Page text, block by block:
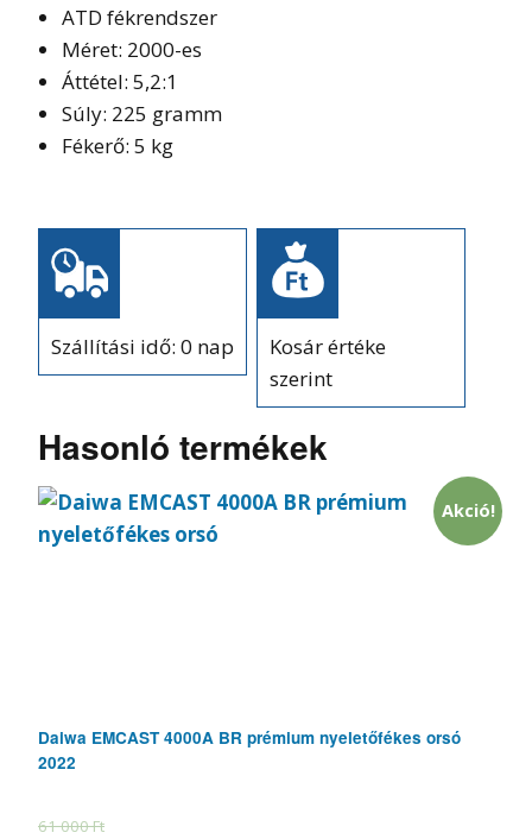
ATD fékrendszer
Méret: 2000-es
Áttétel: 5,2:1
Súly: 225 gramm
Fékerő: 5 kg
Szállítási idő: 0 nap
Kosár értéke
szerint
Hasonló termékek
Akció!
Daiwa EMCAST 4000A BR prémium nyeletőfékes orsó
2022
61 000Ft